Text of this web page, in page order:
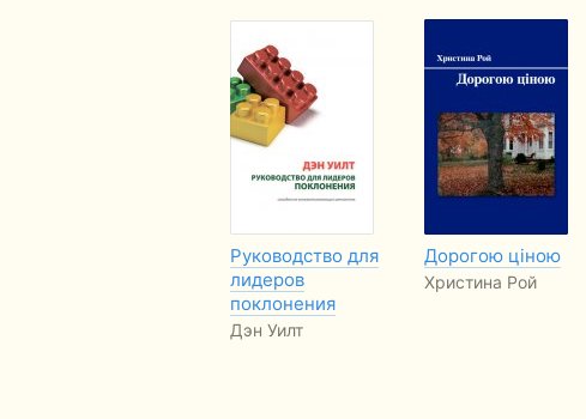
Руководство для
лидеров
поклонения
Дэн Уилт
Дорогою ціною
Христина Рой